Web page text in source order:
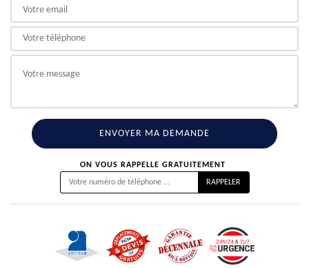
ON VOUS RAPPELLE GRATUITEMENT